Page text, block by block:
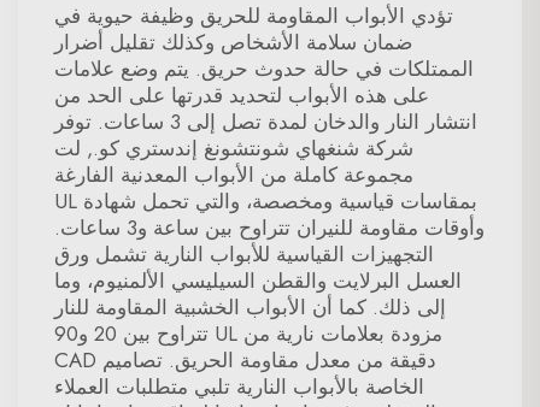
تؤدي الأبواب المقاومة للحريق وظيفة حيوية في
ضمان سلامة الأشخاص وكذلك تقليل أضرار
الممتلكات في حالة حدوث حريق. يتم وضع علامات
على هذه الأبواب لتحديد قدرتها على الحد من
انتشار النار والدخان لمدة تصل إلى 3 ساعات. توفر
شركة شنغهاي شونتشونغ إندستري كو., لت
مجموعة كاملة من الأبواب المعدنية الفارغة
بمقاسات قياسية ومخصصة، والتي تحمل شهادة UL
وأوقات مقاومة للنيران تتراوح بين ساعة و3 ساعات.
التجهيزات القياسية للأبواب النارية تشمل ورق
العسل البرلايت والقطن السيليسي الألمنيوم، وما
إلى ذلك. كما أن الأبواب الخشبية المقاومة للنار
مزودة بعلامات نارية من UL تتراوح بين 20 و90
دقيقة من معدل مقاومة الحريق. تصاميم CAD
الخاصة بالأبواب النارية تلبي متطلبات العملاء